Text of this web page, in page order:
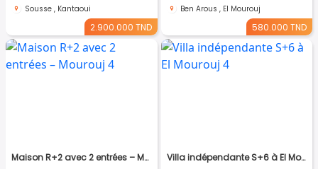
Sousse , Kantaoui
2.900.000 TND
Ben Arous , El Mourouj
580.000 TND
Maison R+2 avec 2 entrées – Mourouj 4 Villa indépendante S+6 à El Mourouj 4